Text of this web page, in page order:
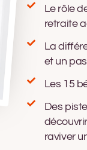
Le rôle
retraite
La
et un
Les 15
Des
raviver